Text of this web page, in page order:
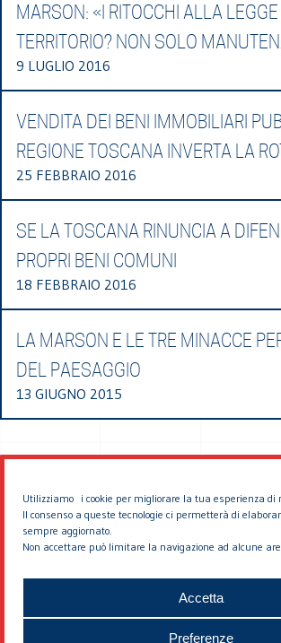
Utilizziamo i cookie per migliorare la tua esperienza di
Il consenso a queste tecnologie ci permetterà di
sempre aggiornato.
Non accettare può limitare la navigazione ad alcune
Accetta
Preferenze
MARSON: «I RITOCCHI ALLA
TERRITORIO? NON SOLO
9 LUGLIO 2016
VENDITA DEI BENI IMMOBILIARI
REGIONE TOSCANA INVERTA LA
25 FEBBRAIO 2016
SE LA TOSCANA RINUNCIA A
PROPRI BENI COMUNI
18 FEBBRAIO 2016
LA MARSON E LE TRE MINACCE
DEL PAESAGGIO
13 GIUGNO 2015
© 2026 EDDYBURG